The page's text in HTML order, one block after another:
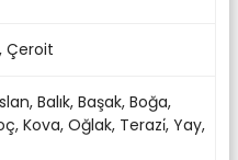
, Çeroit
, Balık, Başak, Boğa,
, Kova, Oğlak, Terazi̇, Yay,